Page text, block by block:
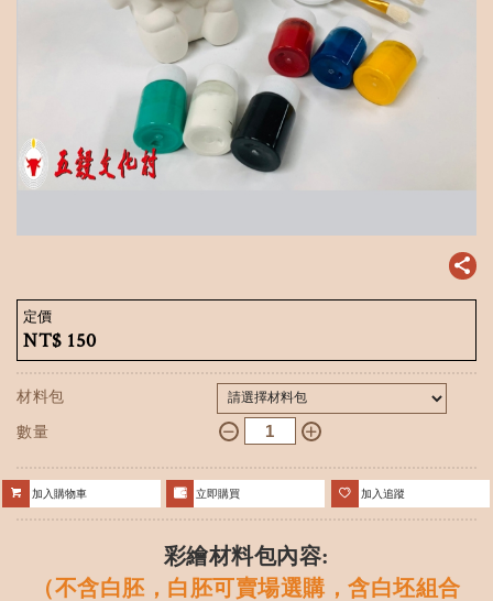
定價
NT$ 150
材料包
數量
加入購物車 立即購買 加入追蹤
彩繪材料包內容:
（不含白胚，白胚可賣場選購，含白坯組合